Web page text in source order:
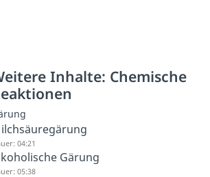
Inhalte: Chemische
04:21
Gärung
05:38